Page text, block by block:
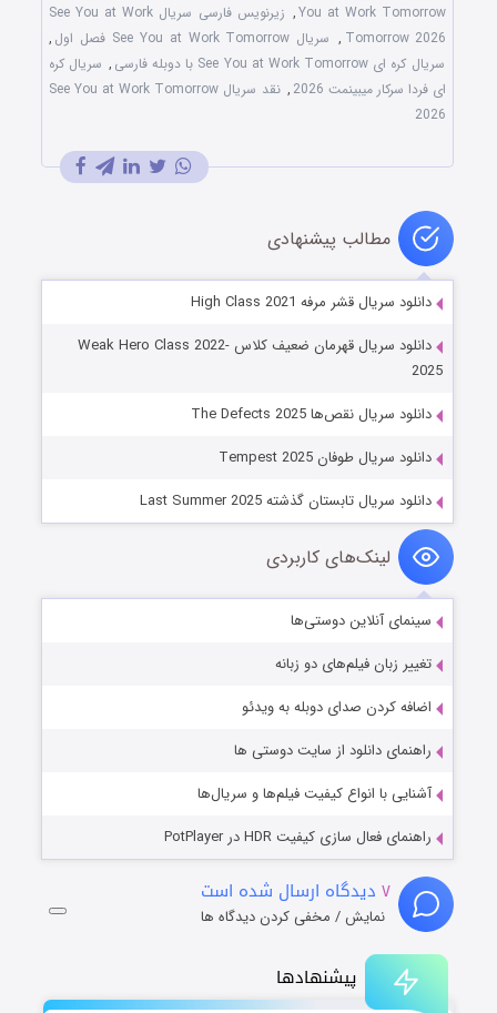
پیشنهادها
You at Work Tomorrow
,
زیرنویس فارسی سریال See You at Work
Tomorrow 2026
, سریال See You at Work Tomorrow فصل اول
,
سریال کره ای See You at Work Tomorrow با دوبله فارسی
, سریال کره
ای فردا سرکار میبینمت 2026
,
نقد سریال See You at Work Tomorrow
2026
مطالب پیشنهادی
دانلود سریال قشر مرفه High Class 2021
دانلود سریال قهرمان ضعیف کلاس Weak Hero Class 2022-
2025
دانلود سریال نقص‌ها The Defects 2025
دانلود سریال طوفان Tempest 2025
دانلود سریال تابستان گذشته Last Summer 2025
لینک‌های کاربردی
سینمای آنلاین دوستی‌ها
تغییر زبان فیلم‌های دو زبانه
اضافه کردن صدای دوبله به ویدئو
راهنمای دانلود از سایت دوستی ها
آشنایی با انواع کیفیت فیلم‌ها و سریال‌ها
راهنمای فعال سازی کیفیت HDR در PotPlayer
۷ دیدگاه ارسال شده است
نمایش / مخفی کردن دیدگاه ها